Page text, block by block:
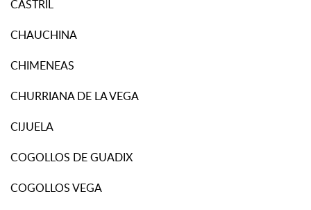
CASTRIL
CHAUCHINA
CHIMENEAS
CHURRIANA DE LA VEGA
CIJUELA
COGOLLOS DE GUADIX
COGOLLOS VEGA